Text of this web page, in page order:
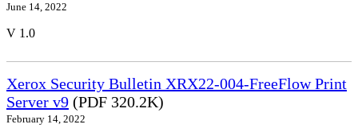
June 14, 2022
V 1.0
Xerox Security Bulletin XRX22-004-FreeFlow Print
Server v9 (PDF 320.2K)
February 14, 2022